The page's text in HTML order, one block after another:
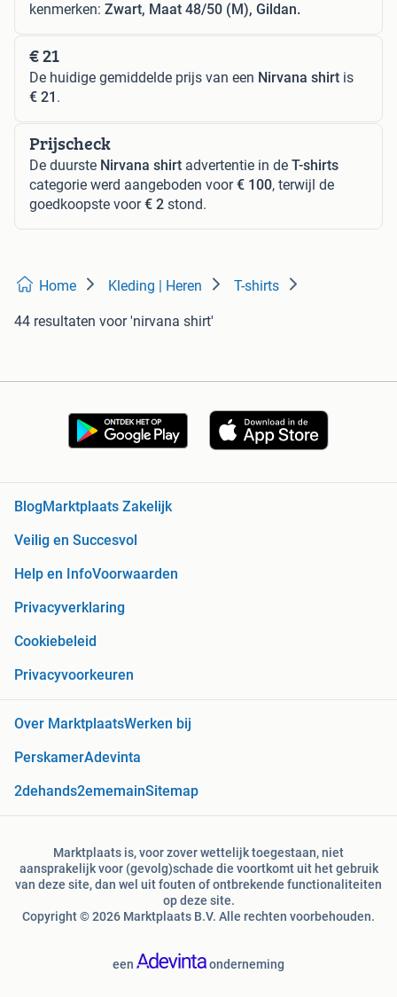
kenmerken: Zwart, Maat 48/50 (M), Gildan.
€ 21
De huidige gemiddelde prijs van een Nirvana shirt is
€ 21 .
Prijscheck
De duurste Nirvana shirt advertentie in de T-shirts
categorie werd aangeboden voor€ 100, terwijl de
goedkoopste voor€ 2 stond.
Home Kleding | Heren T-shirts
44 resultaten voor 'nirvana shirt'
BlogMarktplaats Zakelijk
Veilig en Succesvol
Help en InfoVoorwaarden
Privacyverklaring
Cookiebeleid
Privacyvoorkeuren
Over MarktplaatsWerken bij
PerskamerAdevinta
2dehands2ememainSitemap
Marktplaats is, voor zover wettelijk toegestaan, niet
aansprakelijk voor (gevolg)schade die voortkomt uit het gebruik
van deze site, dan wel uit fouten of ontbrekende functionaliteiten
op deze site.
Copyright © 2026 Marktplaats B.V. Alle rechten voorbehouden.
een onderneming